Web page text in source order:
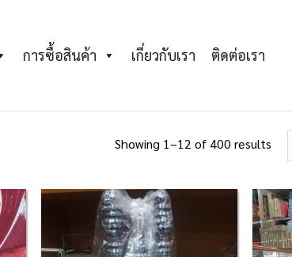
การซื้อสินค้า เกี่ยวกับเรา ติดต่อเรา
Showing 1–12 of 400 results
to